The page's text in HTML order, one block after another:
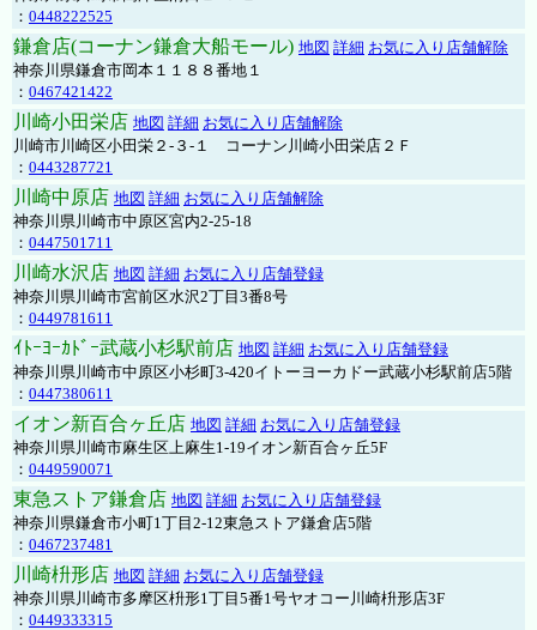
： 0448222525
鎌倉店(コーナン鎌倉大船モール) 地図 詳細 お気に入り店舗解除
神奈川県鎌倉市岡本１１８８番地１
： 0467421422
川崎小田栄店 地図 詳細 お気に入り店舗解除
川崎市川崎区小田栄２‐３‐１ コーナン川崎小田栄店２Ｆ
： 0443287721
川崎中原店 地図 詳細 お気に入り店舗解除
神奈川県川崎市中原区宮内2-25-18
： 0447501711
川崎水沢店 地図 詳細 お気に入り店舗登録
神奈川県川崎市宮前区水沢2丁目3番8号
： 0449781611
ｲﾄｰﾖｰｶﾄﾞｰ武蔵小杉駅前店 地図 詳細 お気に入り店舗登録
神奈川県川崎市中原区小杉町3-420イトーヨーカドー武蔵小杉駅前店5階
： 0447380611
イオン新百合ヶ丘店 地図 詳細 お気に入り店舗登録
神奈川県川崎市麻生区上麻生1-19イオン新百合ヶ丘5F
： 0449590071
東急ストア鎌倉店 地図 詳細 お気に入り店舗登録
神奈川県鎌倉市小町1丁目2-12東急ストア鎌倉店5階
： 0467237481
川崎枡形店 地図 詳細 お気に入り店舗登録
神奈川県川崎市多摩区枡形1丁目5番1号ヤオコー川崎枡形店3F
： 0449333315